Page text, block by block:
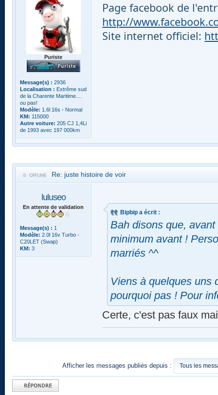
Puriste
Message(s) : 2936
Localisation : Extrême sud
de la Charente Maritime....
ou pas!
Modèle: 1.6l 16s - Normal
KM: 115000
Autre voiture: 205 CJ 1,4Li
de 1993 avec 197 000km
Page facebook de
http://
Site internet officiel:
Re: juste histoire de voir
luluseo
En attente de validation
Message(s) : 1
Modèle: 2.0l 16v Turbo -
C20LET (Swap)
KM: 3
Bipbip a écrit :
Bah disons que,
minimum avant !
marriés ^^
Viens à quelques uns
pourquoi pas ! Pour
Certe, c'est pas faux
Afficher les messages publiés depuis :
Publier une
réponse